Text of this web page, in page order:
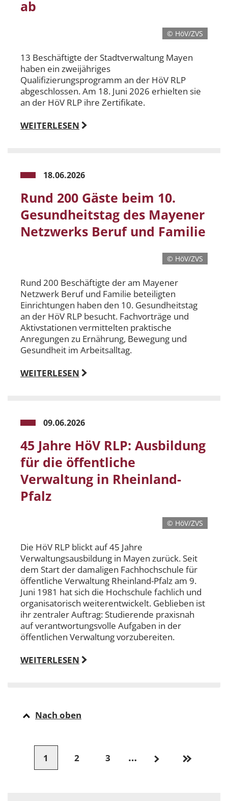
ab
© HöV/ZVS
13 Beschäftigte der Stadtverwaltung Mayen
haben ein zweijähriges
Qualifizierungsprogramm an der HöV RLP
abgeschlossen. Am 18. Juni 2026 erhielten sie
an der HöV RLP ihre Zertifikate.
WEITERLESEN
18.06.2026
Rund 200 Gäste beim 10.
Gesundheitstag des Mayener
Netzwerks Beruf und Familie
© HöV/ZVS
Rund 200 Beschäftigte der am Mayener
Netzwerk Beruf und Familie beteiligten
Einrichtungen haben den 10. Gesundheitstag
an der HöV RLP besucht. Fachvorträge und
Aktivstationen vermittelten praktische
Anregungen zu Ernährung, Bewegung und
Gesundheit im Arbeitsalltag.
WEITERLESEN
09.06.2026
45 Jahre HöV RLP: Ausbildung
für die öffentliche
Verwaltung in Rheinland-
Pfalz
© HöV/ZVS
Die HöV RLP blickt auf 45 Jahre
Verwaltungsausbildung in Mayen zurück. Seit
dem Start der damaligen Fachhochschule für
öffentliche Verwaltung Rheinland-Pfalz am 9.
Juni 1981 hat sich die Hochschule fachlich und
organisatorisch weiterentwickelt. Geblieben ist
ihr zentraler Auftrag: Studierende praxisnah
auf verantwortungsvolle Aufgaben in der
öffentlichen Verwaltung vorzubereiten.
WEITERLESEN
Nach oben
1 2 3 …